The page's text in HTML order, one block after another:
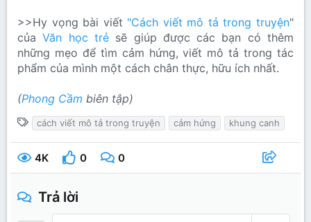
>>Hy vọng bài viết "Cách viết mô tả trong truyện"
củaVăn học trẻ sẽ giúp được các bạn có thêm
những mẹo để tìm cảm hứng, viết mô tả trong tác
phẩm của mình một cách chân thực, hữu ích nhất.
(Phong Cầm biên tập)
T
k
cách viết mô tả trong truyện cảm hứng khung canh
4K 0 0
Trả lời